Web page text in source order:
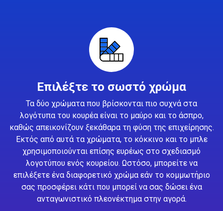
Επιλέξτε το σωστό χρώμα
Τα δύο χρώματα που βρίσκονται πιο συχνά στα
λογότυπα του κουρέα είναι το μαύρο και το άσπρο,
καθώς απεικονίζουν ξεκάθαρα τη φύση της επιχείρησης.
Εκτός από αυτά τα χρώματα, το κόκκινο και το μπλε
χρησιμοποιούνται επίσης ευρέως στο σχεδιασμό
λογοτύπου ενός κουρείου. Ωστόσο, μπορείτε να
επιλέξετε ένα διαφορετικό χρώμα εάν το κομμωτήριο
σας προσφέρει κάτι που μπορεί να σας δώσει ένα
ανταγωνιστικό πλεονέκτημα στην αγορά.